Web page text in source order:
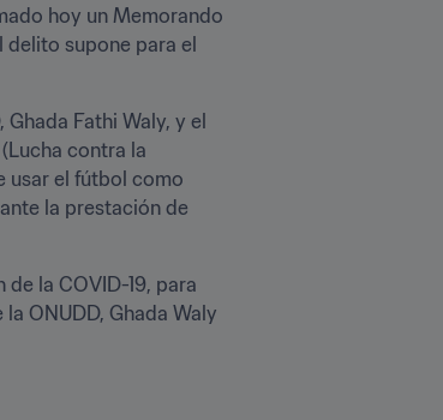
hoy un Memorando
supone para el
Fathi Waly, y el
(Lucha contra la
usar el fútbol como
la prestación de
la COVID-19, para
ONUDD, Ghada Waly